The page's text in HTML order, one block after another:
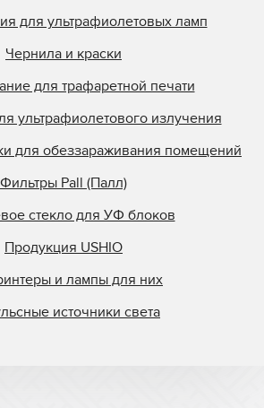
для ультрафиолетовых ламп
Чернила и краски
для трафаретной печати
ультрафиолетового излучения
для обеззараживания помещений
Фильтры Pall (Палл)
стекло для УФ блоков
Продукция USHIO
и лампы для них
источники света